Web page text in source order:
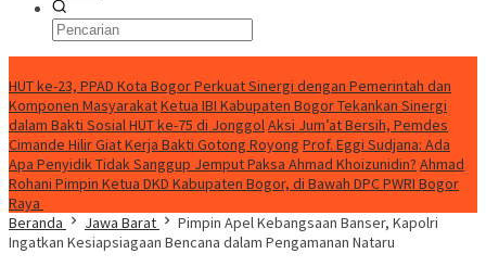
HUT ke-23, PPAD Kota Bogor Perkuat Sinergi dengan Pemerintah dan
Komponen MasyarakatKetua IBI Kabupaten Bogor Tekankan Sinergi
dalam Bakti Sosial HUT ke-75 di JonggolAksi Jum’at Bersih, Pemdes
Cimande Hilir Giat Kerja Bakti Gotong Royong Prof. Eggi Sudjana: Ada
Apa Penyidik Tidak Sanggup Jemput Paksa Ahmad Khoizunidin? Ahmad
Rohani Pimpin Ketua DKD Kabupaten Bogor, di Bawah DPC PWRI Bogor
Raya
Beranda
Jawa Barat
Pimpin Apel Kebangsaan Banser, Kapolri
Ingatkan Kesiapsiagaan Bencana dalam Pengamanan Nataru